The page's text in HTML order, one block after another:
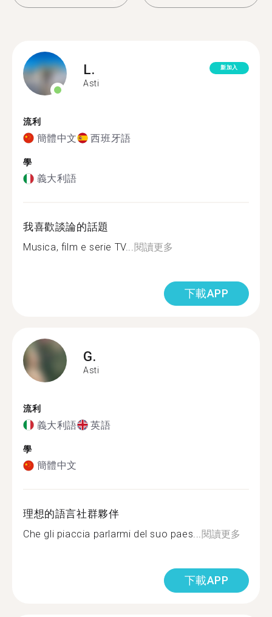
L.
Asti
新加入
流利
簡體中文 西班牙語
學
義大利語
我喜歡談論的話題
Musica, film e serie TV...閱讀更多
下載APP
G.
Asti
流利
義大利語 英語
學
簡體中文
理想的語言社群夥伴
Che gli piaccia parlarmi del suo paes...閱讀更多
下載APP